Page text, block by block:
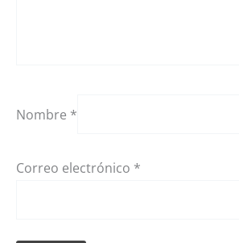
Nombre *
Correo electrónico *